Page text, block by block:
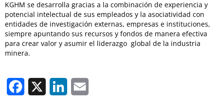
KGHM se desarrolla gracias a la combinación de experiencia y
potencial intelectual de sus empleados y la asociatividad con
entidades de investigación externas, empresas e instituciones,
siempre apuntando sus recursos y fondos de manera efectiva
para crear valor y asumir el liderazgo global de la industria
minera.
Facebook LinkedIn